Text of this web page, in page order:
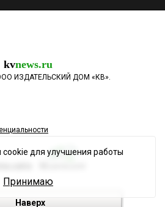
kvnews.ru
ИЗДАТЕЛЬСКИЙ ДОМ «КВ».
сайта
Наверх
для улучшения работы
Принимаю